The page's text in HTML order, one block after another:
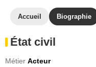
Accueil Biographie
État civil
Métier Acteur